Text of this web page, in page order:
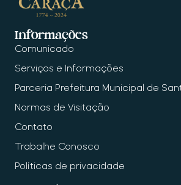
Informações
Comunicado
Serviços e Informações
Parceria Prefeitura Municipal de
Normas de Visitação
Contato
Trabalhe Conosco
Políticas de privacidade